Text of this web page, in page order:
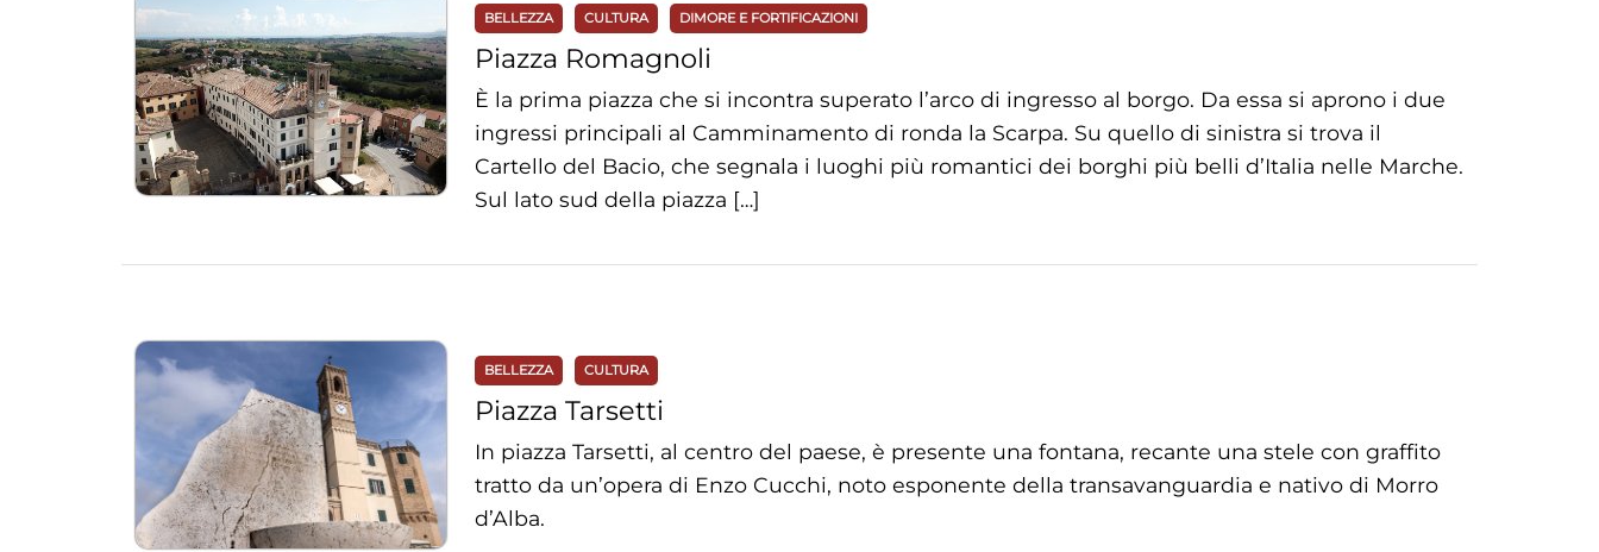
BELLEZZA CULTURA DIMORE E FORTIFICAZIONI
Piazza Romagnoli
È la prima piazza che si incontra superato l’arco di ingresso al borgo. Da essa si aprono i due
ingressi principali al Camminamento di ronda la Scarpa. Su quello di sinistra si trova il
Cartello del Bacio, che segnala i luoghi più romantici dei borghi più belli d’Italia nelle Marche.
Sul lato sud della piazza […]
BELLEZZA CULTURA
Piazza Tarsetti
In piazza Tarsetti, al centro del paese, è presente una fontana, recante una stele con graffito
tratto da un’opera di Enzo Cucchi, noto esponente della transavanguardia e nativo di Morro
d’Alba.